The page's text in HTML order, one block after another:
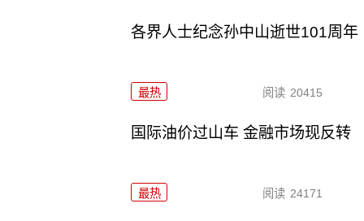
各界人士纪念孙中山逝世101周年
最热 阅读 20415
国际油价过山车 金融市场现反转
最热 阅读 24171